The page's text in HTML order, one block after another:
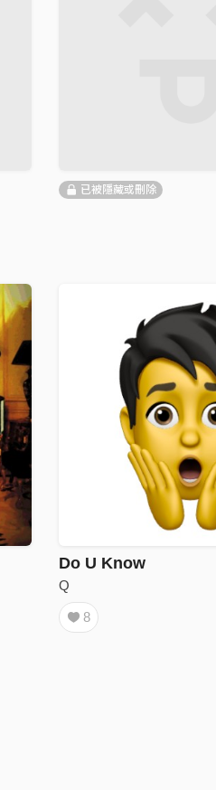
已被隱藏或刪除
Do U Know
Q
8